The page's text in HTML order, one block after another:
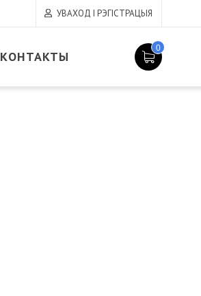
УВАХОД І РЭГІСТРАЦЫЯ
КОНТАКТЫ
0